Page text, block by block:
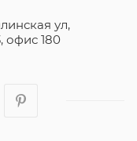
ул,
офис 180